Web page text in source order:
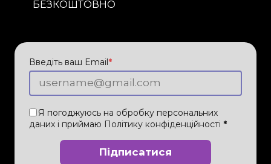
БЕЗКОШТОВНО
Введіть ваш Email*
Я погоджуюсь на обробку персональних
даних і приймаю Політику конфіденційності *
Підписатися